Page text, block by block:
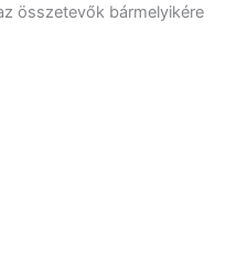
összetevők bármelyikére